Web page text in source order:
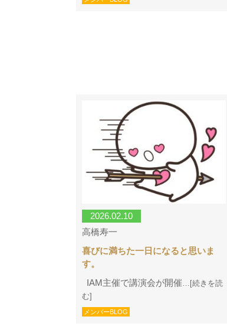
2026.02.10
高橋寿一
喜びに満ちた一日になると思いま
す。
IAM主催で講演会が開催 …[続きを読
む]
メンバーBLOG